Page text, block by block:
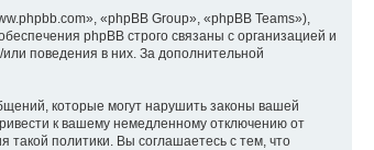
«phpBB Group», «phpBB Teams»),
phpBB строго связаны с организацией и
поведения в них. За дополнительной
которые могут нарушить законы вашей
к вашему немедленному отключению от
политики. Вы соглашаетесь с тем, что